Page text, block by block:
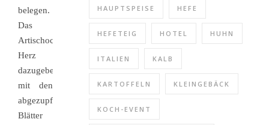
belegen.
Das
Artischocken-
Herz
dazugeben
mit den
abgezupften
Blätter
HAUPTSPEISE HEFE
HEFETEIG HOTEL HUHN
ITALIEN KALB
KARTOFFELN KLEINGEBÄCK
KOCH-EVENT